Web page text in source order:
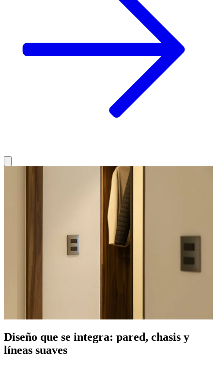
Diseño que se integra: pared, chasis y
líneas suaves